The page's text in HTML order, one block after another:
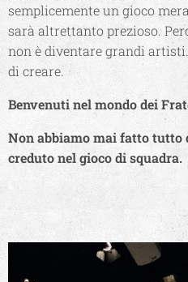
semplicemente un gioco
sarà altrettanto prezioso.
non è diventare grandi
di creare.
Benvenuti nel mondo dei
Non abbiamo mai fatto tutto
creduto nel gioco di squadra.